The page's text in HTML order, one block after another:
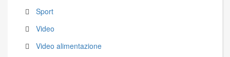
Sport
Video
Video alimentazione